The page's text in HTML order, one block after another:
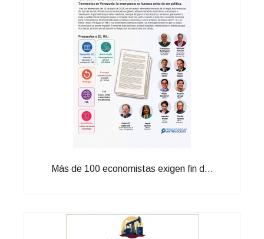
Más de 100 economistas exigen fin d...